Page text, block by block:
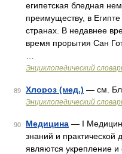
египетская бледная
преимуществу, в
странах. В недавнее
время прорытия Сан
Энциклопедический
89 Хлороз (мед.) — см.
Энциклопедический
90 Медицина — I
знаний и практической
являются укрепление